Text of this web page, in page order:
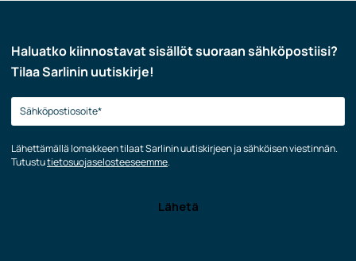
Haluatko kiinnostavat sisällöt suoraan sähköpostiisi?
Tilaa Sarlinin uutiskirje!
Lähettämällä lomakkeen tilaat Sarlinin uutiskirjeen ja sähköisen viestinnän.
Tutustutietosuojaselosteeseemme.